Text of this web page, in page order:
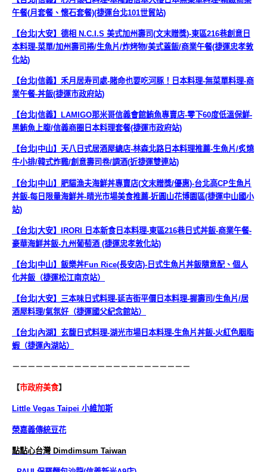
午餐(月套餐、懷石套餐)(捷運台北101世貿站)
【台北|大安】德相 N.C.I.S 美式加州壽司(文末贈獎)-東區216巷創意日
本料理-菜單/加州壽司捲/生魚片/炸烤物/美式蓋飯/商業午餐(捷運忠孝敦
化站)
【台北|信義】禾月居寿司處-賭命也要吃河豚！日本料理-無菜單料理-商
業午餐-丼飯(捷運市政府站)
【台北|信義】LAMIGO那米哥信義會館鮪魚專賣店-零下60度低溫保鮮-
黑鮪魚上腹/信義商圈日本料理套餐(捷運市政府站)
【台北|中山】天八日式居酒屋總店-林森北路日本料理推薦-生魚片/炙燒
牛小排/韓式炸雞/創意壽司卷/調酒(近捷運雙連站)
【台北|中山】肥貓漁夫海鮮丼專賣店(文末贈獎/優惠)-台北高CP生魚片
丼飯-每日限量海鮮丼-晴光市場美食推薦-近圓山花博園區(捷運中山國小
站)
【台北|大安】IRORI 日本新食日本料理-東區216巷日式丼飯-商業午餐-
豪華海鮮丼飯-九州葡萄酒 (捷運忠孝敦化站)
【台北|中山】飯樂丼Fun Rice(長安店)-日式生魚片丼飯隨意配、個人
化丼飯（捷運松江南京站）
【台北|大安】三本味日式料理-延吉街平價日本料理-握壽司/生魚片/居
酒屋料理/氣氛好（捷運國父紀念館站）
【台北|內湖】玄馥日式料理-湖光市場日本料理-生魚片丼飯-火紅色胭脂
蝦（捷運內湖站）
－－－－－－－－－－－－－－－－－－－－－－－
【市政府美食】
Little Vegas Taipei 小維加斯
榮嘉義傳統豆花
點點心台灣 Dimdimsum Taiwan